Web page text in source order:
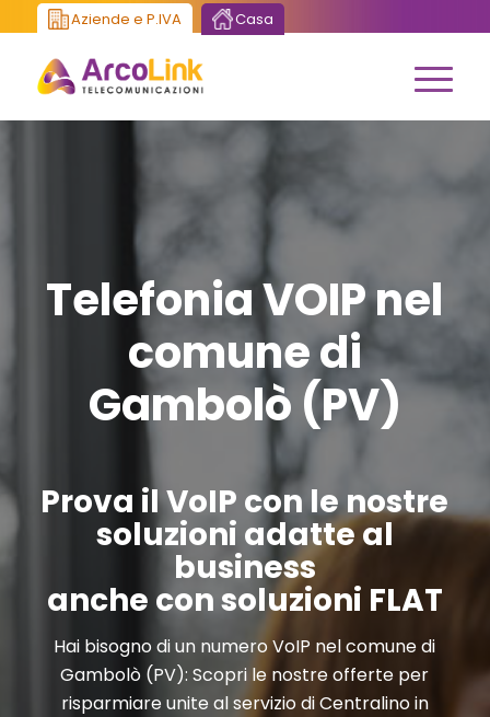
Aziende e P.IVA Casa
Telefonia VOIP nel
comune di
Gambolò (PV)
Prova il VoIP con le nostre
soluzioni adatte al
business
anche con soluzioni FLAT
Hai bisogno di un numero VoIP nel comune di
Gambolò (PV): Scopri le nostre offerte per
risparmiare unite al servizio di Centralino in